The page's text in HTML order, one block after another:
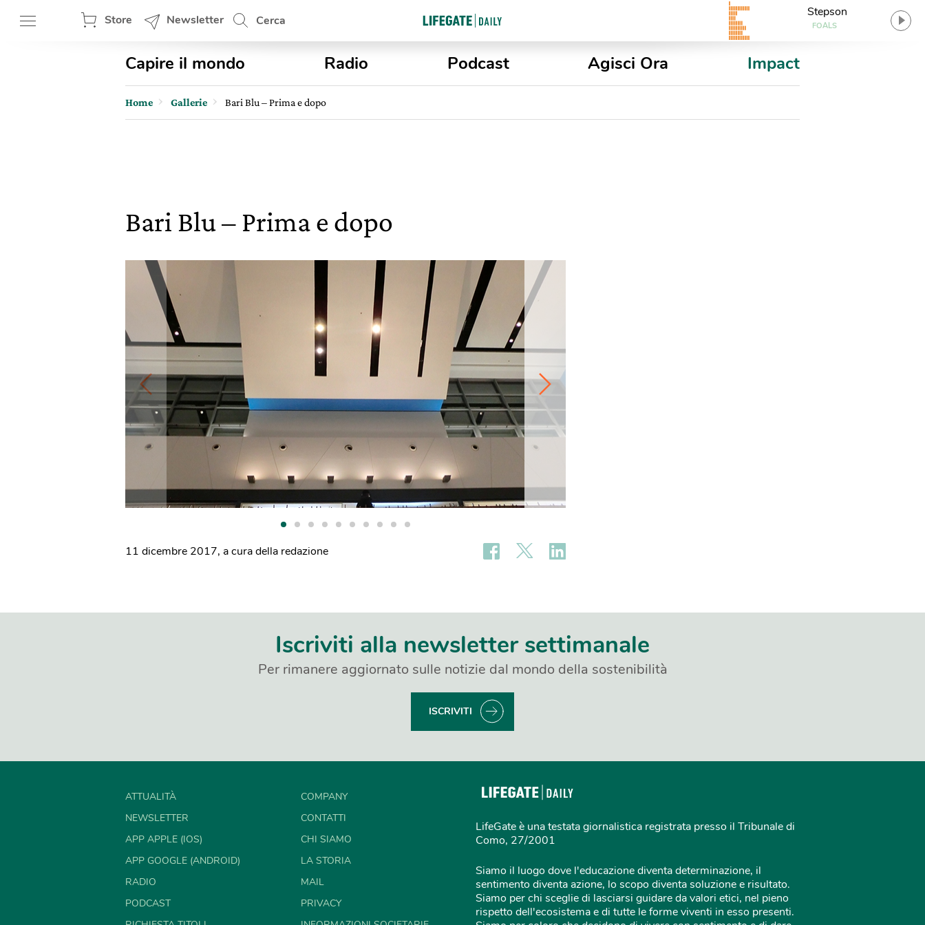
Store Newsletter Cerca
Stepson
FOALS
Capire il mondo Radio Podcast Agisci Ora Impact
Home Gallerie Bari Blu – Prima e dopo
Bari Blu – Prima e dopo
11 dicembre 2017, a cura della redazione
Iscriviti alla newsletter settimanale
Per rimanere aggiornato sulle notizie dal mondo della sostenibilità
ISCRIVITI
ATTUALITÀ
NEWSLETTER
APP APPLE (IOS)
APP GOOGLE (ANDROID)
RADIO
PODCAST
COMPANY
CONTATTI
CHI SIAMO
LA STORIA
MAIL
PRIVACY
LifeGate è una testata giornalistica registrata presso il Tribunale di
Como, 27/2001
Siamo il luogo dove l'educazione diventa determinazione, il
sentimento diventa azione, lo scopo diventa soluzione e risultato.
Siamo per chi sceglie di lasciarsi guidare da valori etici, nel pieno
rispetto dell'ecosistema e di tutte le forme viventi in esso presenti.